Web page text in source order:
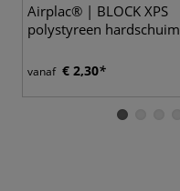
Airplac® | BLOCK XPS
polystyreen hardschuim
vanaf € 2,30